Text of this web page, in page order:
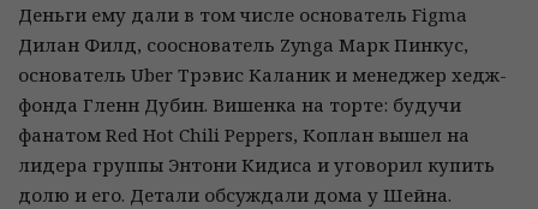
Деньги ему дали в том числе основатель Figma
Дилан Филд, сооснователь Zynga Марк Пинкус,
основатель Uber Трэвис Каланик и менеджер хедж-
фонда Гленн Дубин. Вишенка на торте: будучи
фанатом Red Hot Chili Peppers, Коплан вышел на
лидера группы Энтони Кидиса и уговорил купить
долю и его. Детали обсуждали дома у Шейна.